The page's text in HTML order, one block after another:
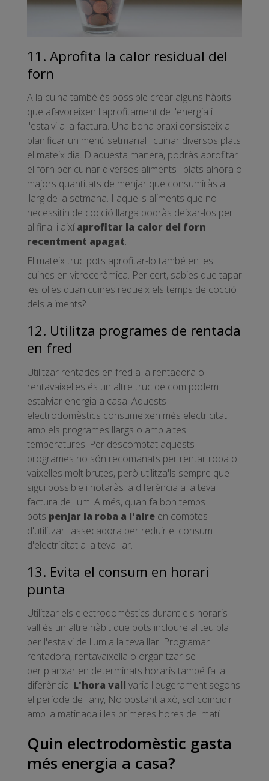
11. Aprofita la calor residual del
forn
A la cuina també és possible crear alguns hàbits
que afavoreixen l'aprofitament de l'energia i
l'estalvi a la factura. Una bona praxi consisteix a
planificar un menú setmanal i cuinar diversos plats
el mateix dia. D'aquesta manera, podràs aprofitar
el forn per cuinar diversos aliments i plats alhora o
majors quantitats de menjar que consumiràs al
llarg de la setmana. I aquells aliments que no
necessitin de cocció llarga podràs deixar-los per
al final i aixíaprofitar la calor del forn
recentment apagat.
El mateix truc pots aprofitar-lo també en les
cuines en vitroceràmica. Per cert, sabies que tapar
les olles quan cuines redueix els temps de cocció
dels aliments?
12. Utilitza programes de rentada
en fred
Utilitzar rentades en fred a la rentadora o
rentavaixelles és un altre truc de com podem
estalviar energia a casa. Aquests
electrodomèstics consumeixen més electricitat
amb els programes llargs o amb altes
temperatures. Per descomptat aquests
programes no són recomanats per rentar roba o
vaixelles molt brutes, però utilitza'ls sempre que
sigui possible i notaràs la diferència a la teva
factura de llum. A més, quan fa bon temps
pots penjar la roba a l'aire en comptes
d'utilitzar l'assecadora per reduir el consum
d'electricitat a la teva llar.
13. Evita el consum en horari
punta
Utilitzar els electrodomèstics durant els horaris
vall és un altre hàbit que pots incloure al teu pla
per l'estalvi de llum a la teva llar. Programar
rentadora, rentavaixella o organitzar-se
per planxar en determinats horaris també fa la
diferència. L'hora vall varia lleugerament segons
el període de l'any, No obstant això, sol coincidir
amb la matinada i les primeres hores del matí.
Quin electrodomèstic gasta
més energia a casa?